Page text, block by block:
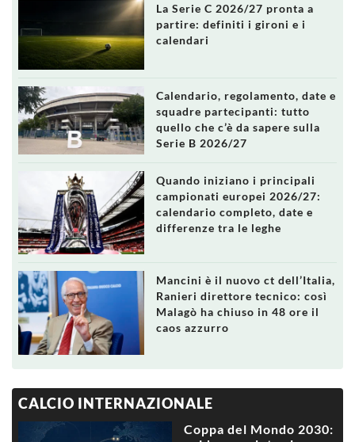
La Serie C 2026/27 pronta a
partire: definiti i gironi e i
calendari
Calendario, regolamento, date e
squadre partecipanti: tutto
quello che c’è da sapere sulla
Serie B 2026/27
Quando iniziano i principali
campionati europei 2026/27:
calendario completo, date e
differenze tra le leghe
Mancini è il nuovo ct dell’Italia,
Ranieri direttore tecnico: così
Malagò ha chiuso in 48 ore il
caos azzurro
CALCIO INTERNAZIONALE
Coppa del Mondo 2030: